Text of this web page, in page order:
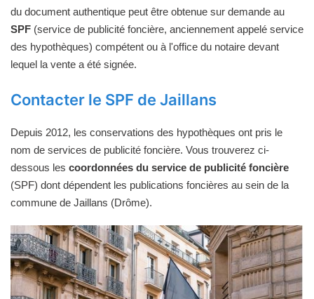
du document authentique peut être obtenue sur demande au
SPF (service de publicité foncière, anciennement appelé service
des hypothèques) compétent ou à l'office du notaire devant
lequel la vente a été signée.
Contacter le SPF de Jaillans
Depuis 2012, les conservations des hypothèques ont pris le
nom de services de publicité foncière. Vous trouverez ci-
dessous les coordonnées du service de publicité foncière
(SPF) dont dépendent les publications foncières au sein de la
commune de Jaillans (Drôme).